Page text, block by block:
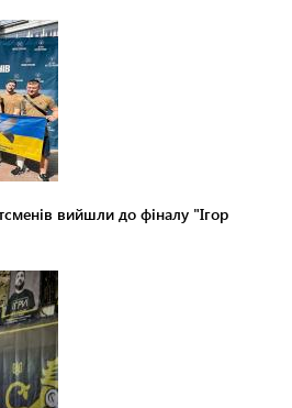
вийшли до фіналу "Ігор